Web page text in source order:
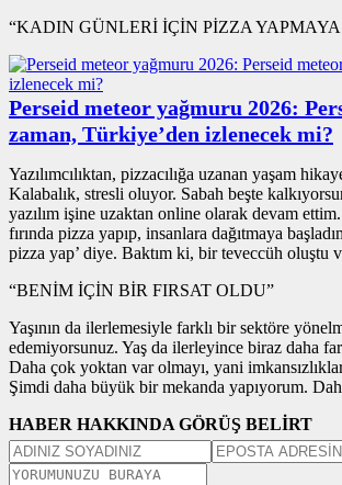
“KADIN GÜNLERİ İÇİN PİZZA
Perseid meteor yağmuru 2026:
zaman, Türkiye’den izlenecek mi?
Yazılımcılıktan, pizzacılığa uzanan yaşam
Kalabalık, stresli oluyor. Sabah beşte
yazılım işine uzaktan online olarak devam
fırında pizza yapıp, insanlara dağıtmaya
pizza yap’ diye. Baktım ki, bir teveccüh oluştu
“BENİM İÇİN BİR FIRSAT OLDU”
Yaşının da ilerlemesiyle farklı bir sektöre
edemiyorsunuz. Yaş da ilerleyince biraz daha
Daha çok yoktan var olmayı, yani
Şimdi daha büyük bir mekanda yapıyorum.
HABER HAKKINDA GÖRÜŞ BELİRT